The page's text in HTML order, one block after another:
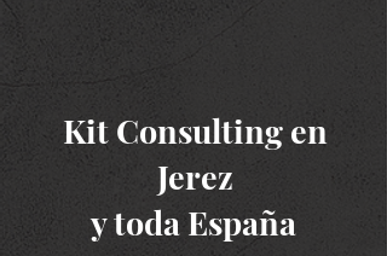
Kit Consulting en
Jerez
y toda España